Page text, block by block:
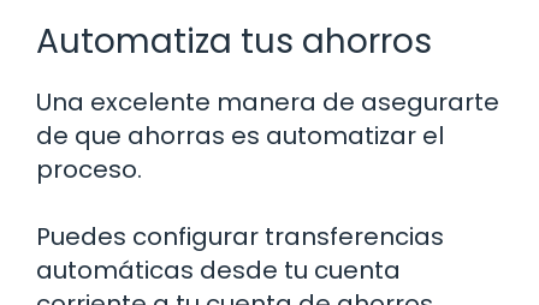
Automatiza tus ahorros
Una excelente manera de asegurarte
de que ahorras es automatizar el
proceso.
Puedes configurar transferencias
automáticas desde tu cuenta